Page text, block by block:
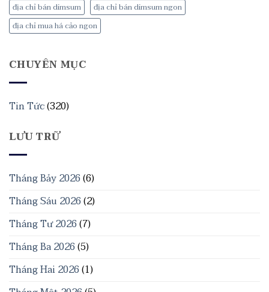
địa chỉ bán dimsum
địa chỉ bán dimsum ngon
địa chỉ mua há cảo ngon
CHUYÊN MỤC
Tin Tức(320)
LƯU TRỮ
Tháng Bảy 2026(6)
Tháng Sáu 2026(2)
Tháng Tư 2026(7)
Tháng Ba 2026(5)
Tháng Hai 2026(1)